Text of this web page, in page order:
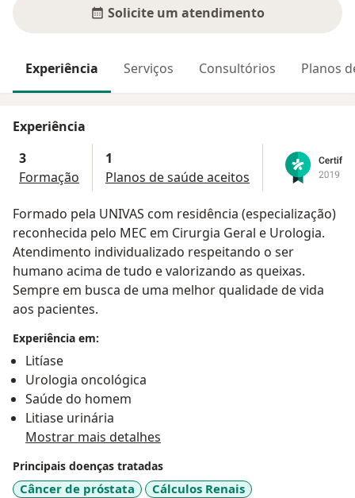
Solicite um atendimento
Experiência Serviços Consultórios Planos
Experiência
3
Formação
1
Planos de saúde aceitos
Formado pela UNIVAS com residência (especialização)
reconhecida pelo MEC em Cirurgia Geral e Urologia.
Atendimento individualizado respeitando o ser
humano acima de tudo e valorizando as queixas.
Sempre em busca de uma melhor qualidade de vida
aos pacientes.
Experiência em:
Litíase
Urologia oncológica
Saúde do homem
Litiase urinária
Mostrar mais detalhes
Principais doenças tratadas
Câncer de próstata
Cálculos Renais